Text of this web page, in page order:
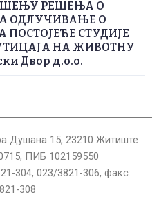
РЕШЕЊА О
ОДЛУЧИВАЊЕ О
СТУДИЈЕ
НА ЖИВОТНУ
Двор д.о.о.
Душана 15, 23210 Житиште
ПИБ 102159550
304, 023/3821-306, факс:
308